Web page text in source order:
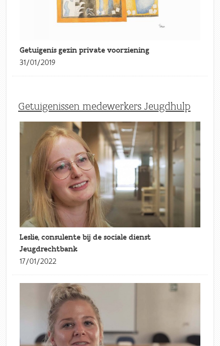
Getuigenis gezin private voorziening
31/01/2019
Getuigenissen medewerkers Jeugdhulp
Leslie, consulente bij de sociale dienst
Jeugdrechtbank
17/01/2022